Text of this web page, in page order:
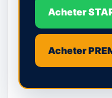
Acheter
Acheter